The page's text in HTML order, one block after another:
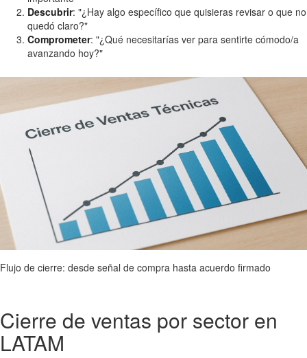
Descubrir: "¿Hay algo específico que quisieras revisar o que no
quedó claro?"
Comprometer: "¿Qué necesitarías ver para sentirte cómodo/a
avanzando hoy?"
Flujo de cierre: desde señal de compra hasta acuerdo firmado
Cierre de ventas por sector en
LATAM